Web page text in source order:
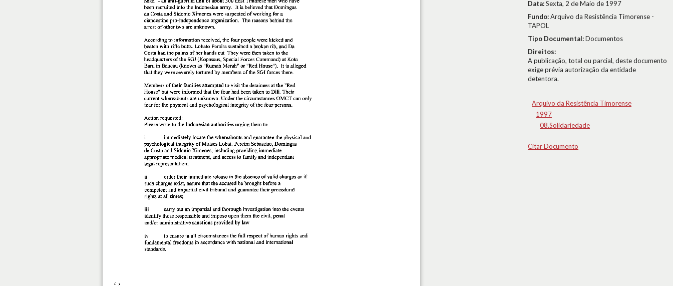
Data:Sexta, 2 de Maio de 1997
Fundo:Arquivo da Resistência Timorense -
TAPOL
Tipo Documental:Documentos
Direitos:
A publicação, total ou parcial, deste documento
exige prévia autorização da entidade
detentora.
Arquivo da Resistência Timorense
1997
08.Solidariedade
Citar Documento